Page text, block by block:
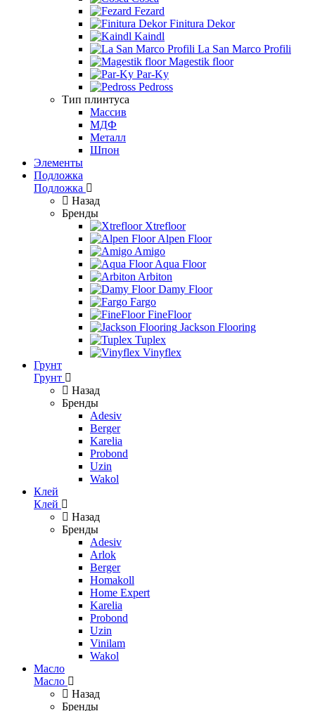
Fezard
Finitura Dekor
Kaindl
La San Marco Profili
Magestik floor
Par-Ky
Pedross
Тип плинтуса
Массив
МДФ
Металл
Шпон
Элементы
Подложка
Подложка
Назад
Бренды
Xtrefloor
Alpen Floor
Amigo
Aqua Floor
Arbiton
Damy Floor
Fargo
FineFloor
Jackson Flooring
Tuplex
Vinyflex
Грунт
Грунт
Назад
Бренды
Adesiv
Berger
Karelia
Probond
Uzin
Wakol
Клей
Клей
Назад
Бренды
Adesiv
Arlok
Berger
Homakoll
Home Expert
Karelia
Probond
Uzin
Vinilam
Wakol
Масло
Масло
Назад
Бренды